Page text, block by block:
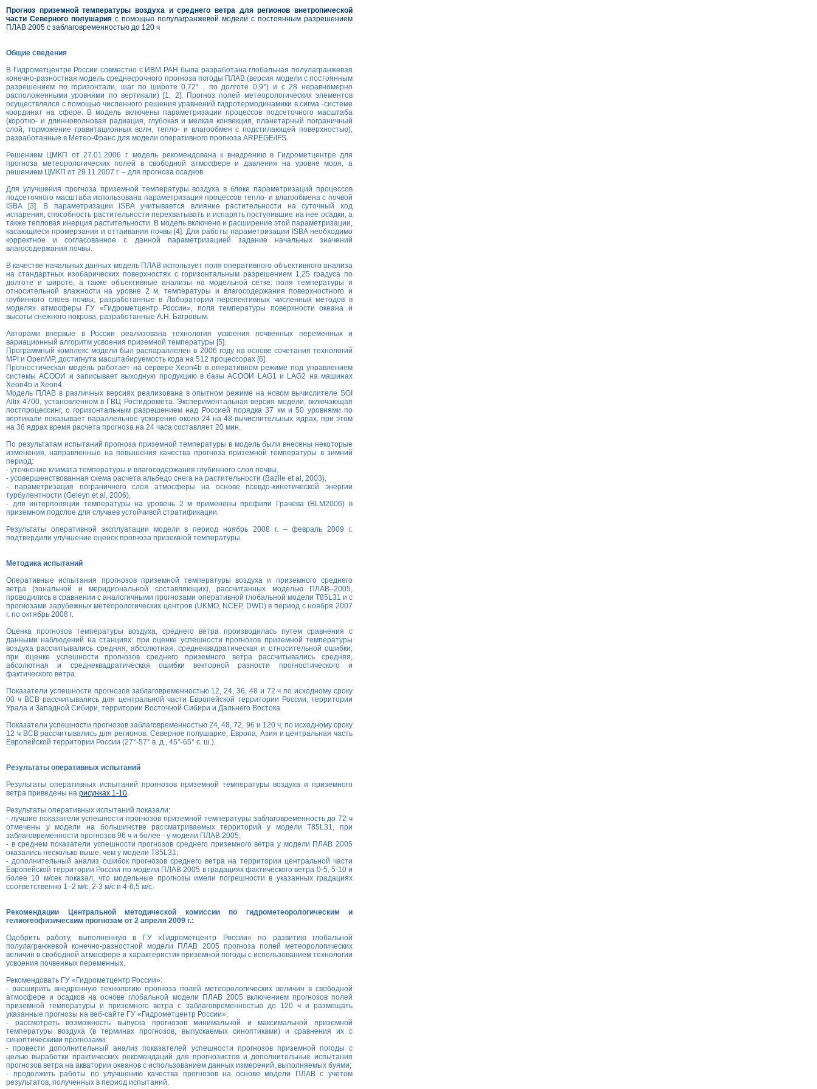
Прогноз приземной температуры воздуха и среднего ветра для регионов внетропической
части Северного полушария с помощью полулагранжевой модели с постоянным разрешением
ПЛАВ 2005 с заблаговременностью до 120 ч
Общие сведения
В Гидрометцентре России совместно с ИВМ РАН была разработана глобальная полулагранжевая
конечно-разностная модель среднесрочного прогноза погоды ПЛАВ (версия модели с постоянным
разрешением по горизонтали, шаг по широте 0,72° , по долготе 0,9°) и с 28 неравномерно
расположенными уровнями по вертикали) [1, 2]. Прогноз полей метеорологических элементов
осуществлялся с помощью численного решения уравнений гидротермодинамики в сигма -системе
координат на сфере. В модель включены параметризации процессов подсеточного масштаба
(коротко- и длинноволновая радиация, глубокая и мелкая конвекция, планетарный пограничный
слой, торможение гравитационных волн, тепло- и влагообмен с подстилающей поверхностью),
разработанные в Метео-Франс для модели оперативного прогноза ARPEGE/IFS.
Решением ЦМКП от 27.01.2006 г. модель рекомендована к внедрению в Гидрометцентре для
прогноза метеорологических полей в свободной атмосфере и давления на уровне моря, а
решением ЦМКП от 29.11.2007 г. – для прогноза осадков.
Для улучшения прогноза приземной температуры воздуха в блоке параметризаций процессов
подсеточного масштаба использована параметризация процессов тепло- и влагообмена с почвой
ISBA [3]. В параметризации ISBA учитывается влияние растительности на суточный ход
испарения, способность растительности перехватывать и испарять поступившие на нее осадки, а
также тепловая инерция растительности. В модель включено и расширение этой параметризации,
касающиеся промерзания и оттаивания почвы [4]. Для работы параметризации ISBA необходимо
корректное и согласованное с данной параметризацией задание начальных значений
влагосодержания почвы.
В качестве начальных данных модель ПЛАВ использует поля оперативного объективного анализа
на стандартных изобарических поверхностях с горизонтальным разрешением 1,25 градуса по
долготе и широте, а также объективные анализы на модельной сетке: поля температуры и
относительной влажности на уровне 2 м, температуры и влагосодержания поверхностного и
глубинного слоев почвы, разработанные в Лаборатории перспективных численных методов в
моделях атмосферы ГУ «Гидрометцентр России», поля температуры поверхности океана и
высоты снежного покрова, разработанные А.Н. Багровым.
Авторами впервые в России реализована технология усвоения почвенных переменных и
вариационный алгоритм усвоения приземной температуры [5].
Программный комплекс модели был распараллелен в 2006 году на основе сочетания технологий
MPI и OpenMP, достигнута масштабируемость кода на 512 процессорах [6].
Прогностическая модель работает на сервере Xeon4b в оперативном режиме под управлением
системы АСООИ и записывает выходную продукцию в базы АСООИ LAG1 и LAG2 на машинах
Xeon4b и Xeon4.
Модель ПЛАВ в различных версиях реализована в опытном режиме на новом вычислителе SGI
Altix 4700, установленном в ГВЦ Росгидромета. Экспериментальная версия модели, включающая
постпроцессинг, с горизонтальным разрешением над Россией порядка 37 км и 50 уровнями по
вертикали показывает параллельное ускорение около 24 на 48 вычислительных ядрах, при этом
на 36 ядрах время расчета прогноза на 24 часа составляет 20 мин.
По результатам испытаний прогноза приземной температуры в модель были внесены некоторые
изменения, направленные на повышения качества прогноза приземной температуры в зимний
период:
- уточнение климата температуры и влагосодержания глубинного слоя почвы,
- усовершенствованная схема расчета альбедо снега на растительности (Bazile et al, 2003),
- параметризация пограничного слоя атмосферы на основе псевдо-кинетической энергии
турбулентности (Geleyn et al, 2006),
- для интерполяции температуры на уровень 2 м применены профили Грачева (BLM2006) в
приземном подслое для случаев устойчивой стратификации.
Результаты оперативной эксплуатации модели в период ноябрь 2008 г. – февраль 2009 г.
подтвердили улучшение оценок прогноза приземной температуры.
Методика испытаний
Оперативные испытания прогнозов приземной температуры воздуха и приземного среднего
ветра (зональной и меридиональной составляющих), рассчитанных моделью ПЛАВ–2005,
проводились в сравнении с аналогичными прогнозами оперативной глобальной модели Т85L31 и с
прогнозами зарубежных метеорологических центров (UKMO, NCEP, DWD) в период с ноября 2007
г. по октябрь 2008 г.
Оценка прогнозов температуры воздуха, среднего ветра производилась путем сравнения с
данными наблюдений на станциях: при оценке успешности прогнозов приземной температуры
воздуха рассчитывались средняя, абсолютная, среднеквадратическая и относительной ошибки;
при оценке успешности прогнозов среднего приземного ветра рассчитывались средняя,
абсолютная и среднеквадратическая ошибки векторной разности прогностического и
фактического ветра.
Показатели успешности прогнозов заблаговременностью 12, 24, 36, 48 и 72 ч по исходному сроку
00 ч ВСВ рассчитывались для центральной части Европейской территории России, территории
Урала и Западной Сибири, территории Восточной Сибири и Дальнего Востока.
Показатели успешности прогнозов заблаговременностью 24, 48, 72, 96 и 120 ч, по исходному сроку
12 ч ВСВ рассчитывались для регионов: Северное полушарие, Европа, Азия и центральная часть
Европейской территории России (27°-57° в. д., 45°-65° с. ш.).
Результаты оперативных испытаний
Результаты оперативных испытаний прогнозов приземной температуры воздуха и приземного
ветра приведены на рисунках 1-10.
Результаты оперативных испытаний показали:
- лучшие показатели успешности прогнозов приземной температуры заблаговременность до 72 ч
отмечены у модели на большинстве рассматриваемых территорий у модели Т85L31, при
заблаговременности прогнозов 96 ч и более - у модели ПЛАВ 2005;
- в среднем показатели успешности прогнозов среднего приземного ветра у модели ПЛАВ 2005
оказались несколько выше, чем у модели Т85L31;
- дополнительный анализ ошибок прогнозов среднего ветра на территории центральной части
Европейской территории России по модели ПЛАВ 2005 в градациях фактического ветра 0-5, 5-10 и
более 10 м/сек показал, что модельные прогнозы имели погрешности в указанных градациях
соответственно 1–2 м/с, 2-3 м/с и 4-6,5 м/с.
Рекомендации Центральной методической комиссии по гидрометеорологическим и
гелиогеофизическим прогнозам от 2 апреля 2009 г.:
Одобрить работу, выполненную в ГУ «Гидрометцентр России» по развитию глобальной
полулагранжевой конечно-разностной модели ПЛАВ 2005 прогноза полей метеорологических
величин в свободной атмосфере и характеристик приземной погоды с использованием технологии
усвоения почвенных переменных.
Рекомендовать ГУ «Гидрометцентр России»:
- расширить внедренную технологию прогноза полей метеорологических величин в свободной
атмосфере и осадков на основе глобальной модели ПЛАВ 2005 включением прогнозов полей
приземной температуры и приземного ветра с заблаговременностью до 120 ч и размещать
указанные прогнозы на веб-сайте ГУ «Гидрометцентр России»;
- рассмотреть возможность выпуска прогнозов минимальной и максимальной приземной
температуры воздуха (в терминах прогнозов, выпускаемых синоптиками) и сравнения их с
синоптическими прогнозами;
- провести дополнительный анализ показателей успешности прогнозов приземной погоды с
целью выработки практических рекомендаций для прогнозистов и дополнительные испытания
прогнозов ветра на акватории океанов с использованием данных измерений, выполняемых буями;
- продолжить работы по улучшению качества прогнозов на основе модели ПЛАВ с учетом
результатов, полученных в период испытаний.